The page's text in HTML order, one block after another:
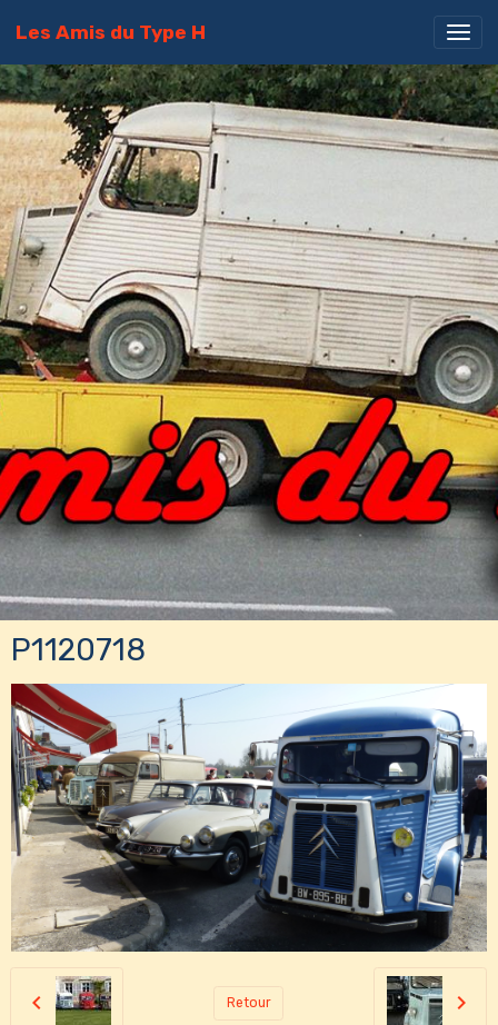
Les Amis du Type H
P1120718
Retour